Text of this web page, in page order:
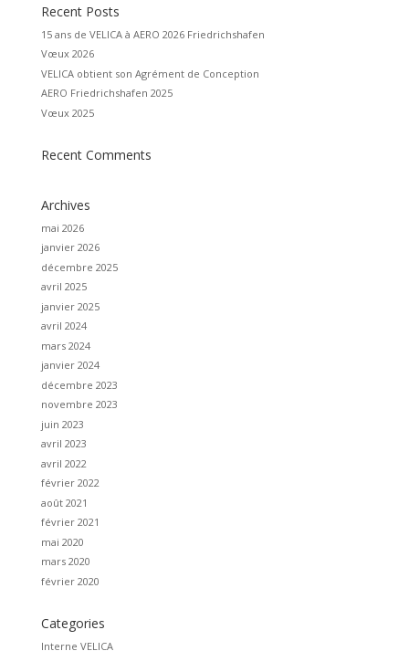
Recent Posts
15 ans de VELICA à AERO 2026 Friedrichshafen
Vœux 2026
VELICA obtient son Agrément de Conception
AERO Friedrichshafen 2025
Vœux 2025
Recent Comments
Archives
mai 2026
janvier 2026
décembre 2025
avril 2025
janvier 2025
avril 2024
mars 2024
janvier 2024
décembre 2023
novembre 2023
juin 2023
avril 2023
avril 2022
février 2022
août 2021
février 2021
mai 2020
mars 2020
février 2020
Categories
Interne VELICA